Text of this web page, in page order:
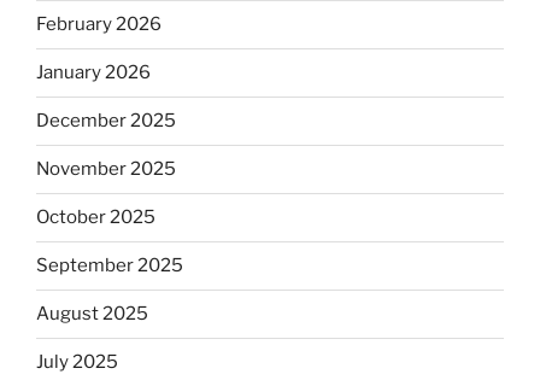
February 2026
January 2026
December 2025
November 2025
October 2025
September 2025
August 2025
July 2025